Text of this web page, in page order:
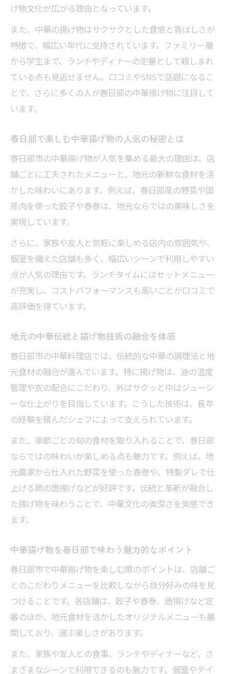
中華の揚げ物を春日部で巡るグルメ散歩術
口コミで人気の中華揚げ物を実際に味わう
春日部のランチで選ぶべき中華揚げ物とは
地元で見つけるおすすめ中華揚げ物の特徴
中華料理で味わう揚げ物の奥深い世界に迫
る
春日部で知る中華揚げ物の多彩なバリエー
ション
中華の揚げ物が持つ魅力とその調理法の秘
密
揚げ物好きが虜になる中華料理の味わい方
春日部の中華料理で再発見する揚げ物の美
学
家族と楽しむ春日部中華揚げ物ランチ案内
家族で味わう春日部の中華揚げ物ランチの
魅力
する
春日部で楽しむ中華揚げ物ランチのおすす
め選び方
家族の笑顔を引き出す中華揚げ物のポイン
中華の揚げ物で賑わう春日部のランチタイ
中華揚げ物で春日部の食文化を感じる旅
中華揚げ物を通じて春日部食文化を体感す
旅
地域の魅力が詰まった中華揚げ物巡りのす
すめ
中華揚げ物で春日部の街歩きを充実させる
コツ
春日部の地元グルメと中華揚げ物の深い関
係
げ物文化が広がる理由となっています。
また、中華の揚げ物はサクサクとした食感と香ばしさが
特徴で、幅広い年代に支持されています。ファミリー層
から学生まで、ランチやディナーの定番として親しまれ
ている点も見逃せません。口コミやSNSで話題になるこ
とで、さらに多くの人が春日部の中華揚げ物に注目して
います。
春日部で楽しむ中華揚げ物の人気の秘密とは
春日部市の中華揚げ物が人気を集める最大の理由は、店
舗ごとに工夫されたメニューと、地元の新鮮な食材を活
かした味わいにあります。例えば、春日部産の野菜や国
産肉を使った餃子や春巻は、地元ならではの美味しさを
実現しています。
さらに、家族や友人と気軽に楽しめる店内の雰囲気や、
個室を備えた店舗も多く、幅広いシーンで利用しやすい
点が人気の理由です。ランチタイムにはセットメニュー
が充実し、コストパフォーマンスも高いことが口コミで
高評価を得ています。
地元の中華伝統と揚げ物技術の融合を体感
春日部市の中華料理店では、伝統的な中華の調理法と地
元食材の融合が進んでいます。特に揚げ物は、油の温度
管理や衣の配合にこだわり、外はサクッと中はジューシ
ーな仕上がりを目指しています。こうした技術は、長年
の経験を積んだシェフによって支えられています。
また、季節ごとの旬の食材を取り入れることで、春日部
ならではの味わいが楽しめる点も魅力です。例えば、地
元農家から仕入れた野菜を使った春巻や、特製ダレで仕
上げる鶏の唐揚げなどが好評です。伝統と革新が融合し
た揚げ物を味わうことで、中華文化の奥深さを実感でき
ます。
中華揚げ物を春日部で味わう魅力的なポイント
春日部市で中華揚げ物を楽しむ際のポイントは、店舗ご
とのこだわりメニューを比較しながら自分好みの味を見
つけることです。各店舗は、餃子や春巻、唐揚げなど定
番のほか、地元食材を活かしたオリジナルメニューも展
開しており、選ぶ楽しさがあります。
また、家族や友人との食事、ランチやディナーなど、さ
まざまなシーンで利用できるのも魅力です。個室やテイ